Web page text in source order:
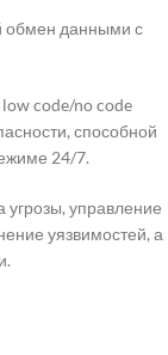
обмен данными с
code/no code
способной
24/7.
угрозы, управление
уязвимостей, а